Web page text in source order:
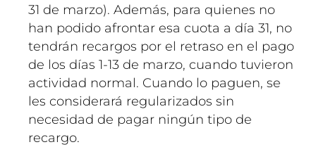
31 de marzo). Además, para quienes no
han podido afrontar esa cuota a día 31, no
tendrán recargos por el retraso en el pago
de los días 1-13 de marzo, cuando tuvieron
actividad normal. Cuando lo paguen, se
les considerará regularizados sin
necesidad de pagar ningún tipo de
recargo.